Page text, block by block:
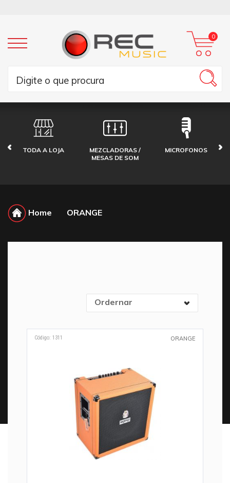
0
TODA A LOJA
MEZCLADORAS /
MESAS DE SOM
MICROFONOS
Home ORANGE
Ordernar
Código: 1311 ORANGE